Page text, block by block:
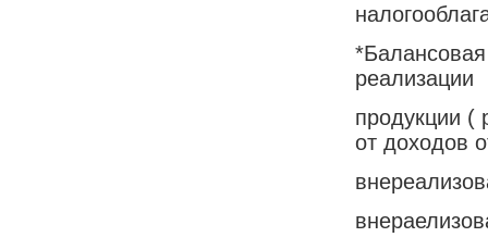
реализации
продукции (
от доходов